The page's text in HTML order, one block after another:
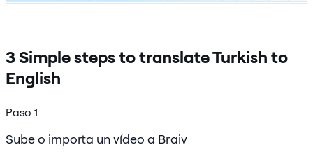
3 Simple steps to translate Turkish to
English
Paso 1
Sube o importa un vídeo a Braiv